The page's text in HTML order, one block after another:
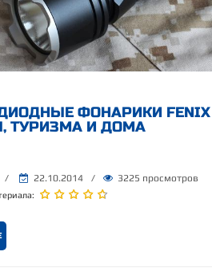
ФОНАРИКИ
ТУРИЗМА И ДОМА
/ 22.10.2014 / 3225 просмотров